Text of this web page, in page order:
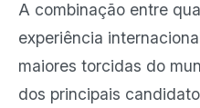
A combinação entre
experiência
maiores torcidas do
dos principais